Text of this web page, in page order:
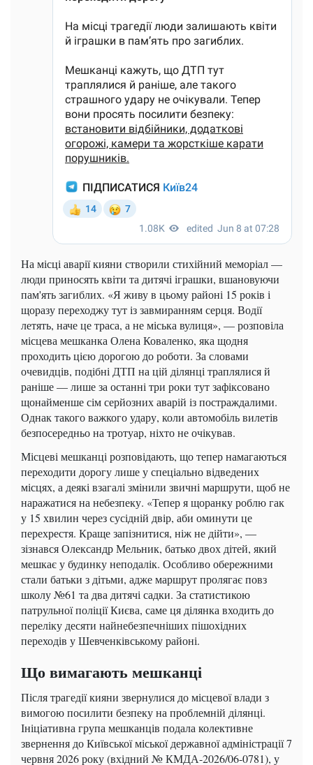
На місці аварії кияни створили стихійний меморіал —
люди приносять квіти та дитячі іграшки, вшановуючи
пам'ять загиблих. «Я живу в цьому районі 15 років і
щоразу переходжу тут із завмиранням серця. Водії
летять, наче це траса, а не міська вулиця», — розповіла
місцева мешканка Олена Коваленко, яка щодня
проходить цією дорогою до роботи. За словами
очевидців, подібні ДТП на цій ділянці траплялися й
раніше — лише за останні три роки тут зафіксовано
щонайменше сім серйозних аварій із постраждалими.
Однак такого важкого удару, коли автомобіль вилетів
безпосередньо на тротуар, ніхто не очікував.
Місцеві мешканці розповідають, що тепер намагаються
переходити дорогу лише у спеціально відведених
місцях, а деякі взагалі змінили звичні маршрути, щоб не
наражатися на небезпеку. «Тепер я щоранку роблю гак
у 15 хвилин через сусідній двір, аби оминути це
перехрестя. Краще запізнитися, ніж не дійти», —
зізнався Олександр Мельник, батько двох дітей, який
мешкає у будинку неподалік. Особливо обережними
стали батьки з дітьми, адже маршрут пролягає повз
школу №61 та два дитячі садки. За статистикою
патрульної поліції Києва, саме ця ділянка входить до
переліку десяти найнебезпечніших пішохідних
переходів у Шевченківському районі.
Що вимагають мешканці
Після трагедії кияни звернулися до місцевої влади з
вимогою посилити безпеку на проблемній ділянці.
Ініціативна група мешканців подала колективне
звернення до Київської міської державної адміністрації 7
червня 2026 року (вхідний № КМДА-2026/06-0781), у